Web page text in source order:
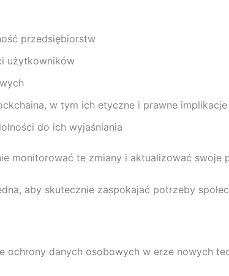
przedsiębiorstw
użytkowników
w tym ich etyczne i prawne implikacje
do ich wyjaśniania
monitorować te zmiany i aktualizować swoje
aby skutecznie zaspokajać potrzeby
ochrony danych osobowych w erze nowych